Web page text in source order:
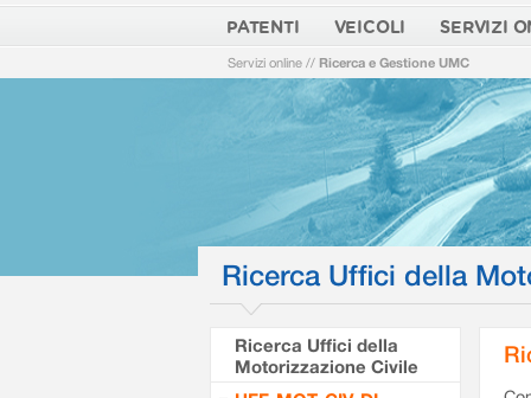
PATENTI VEICOLI SERVIZI
Servizi online // Ricerca e Gestione UMC
Ricerca Uffici della
Ricerca Uffici della
Motorizzazione Civile